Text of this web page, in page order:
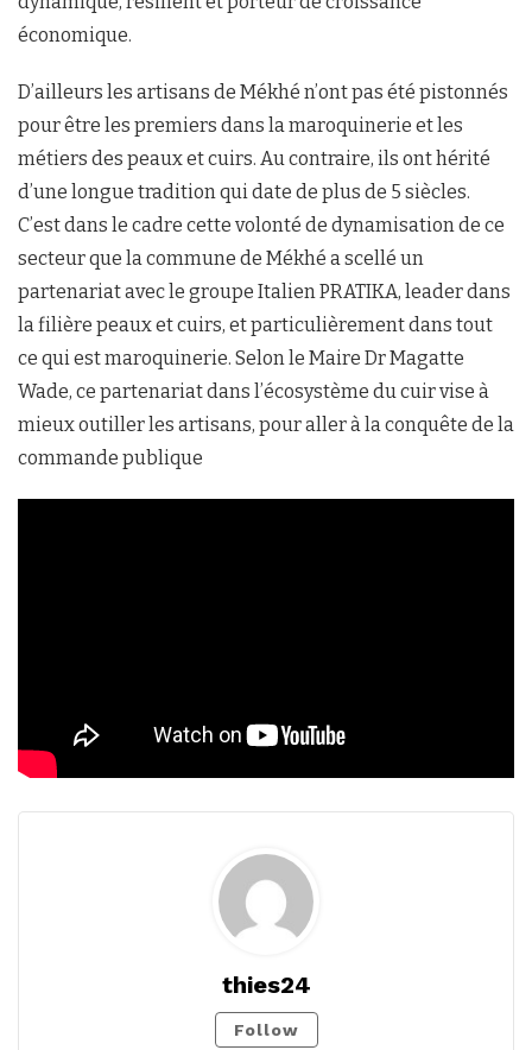
économique.
D’ailleurs les artisans de Mékhé n’ont pas été pistonnés
pour être les premiers dans la maroquinerie et les
métiers des peaux et cuirs. Au contraire, ils ont hérité
d’une longue tradition qui date de plus de 5 siècles.
C’est dans le cadre cette volonté de dynamisation de ce
secteur que la commune de Mékhé a scellé un
partenariat avec le groupe Italien PRATIKA, leader dans
la filière peaux et cuirs, et particulièrement dans tout
ce qui est maroquinerie. Selon le Maire Dr Magatte
Wade, ce partenariat dans l’écosystème du cuir vise à
mieux outiller les artisans, pour aller à la conquête de la
commande publique
thies24
Follow